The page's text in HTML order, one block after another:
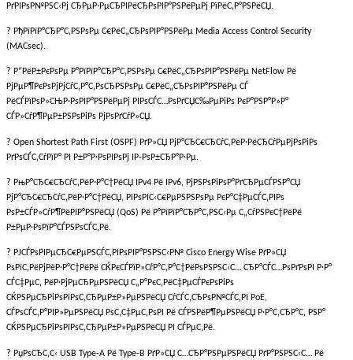
РґРІРѕР№РЅС‹Рј СЂРµР·РµСЂРІРёСЂРѕРІР°РЅРёРµРј РїРёС‚Р°РЅРёСЏ.
? РђРїРїР°СЂР°С‚РЅРѕРµ С€РёС„СЂРѕРІР°РЅРёРµ Media Access Control Security
(MACsec).
? Р“РёР±РєРѕРµ Р°РїРїР°СЂР°С‚РЅРѕРµ С€РёС„СЂРѕРІР°РЅРёРµ NetFlow Рё
РјРµР¶РєРѕРјРјСѓС‚Р°С‚РѕСЂРЅРѕРµ С€РёС„СЂРѕРІР°РЅРёРµ СЃ
РёСЃРїРѕР»СЊР·РѕРІР°РЅРёРµРј РІРѕСЃС…РѕРґСЏС‰РµРіРѕ РєР°РЅР°Р»Р°
СЃР»СѓР¶РµР±РЅРѕРіРѕ РјРѕРґСѓР»СЏ.
? Open Shortest Path First (OSPF) РґР»СЏ РјР°СЂС€СЂСѓС‚РёР·РёСЂСѓРµРјРѕРіРѕ
РґРѕСЃС‚СѓРїР° РІ Р±Р°Р·РѕРІРѕРј IP-РѕР±СЂР°Р·Рµ.
? РњР°СЂС€СЂСѓС‚РёР·Р°С†РёСЏ IPv4 Рё IPv6, РјРЅРѕРіРѕР°РґСЂРµСЃРЅР°СЏ
РјР°СЂС€СЂСѓС‚РёР·Р°С†РёСЏ, РїРѕРІС‹С€РµРЅРЅРѕРµ РєР°С‡РµСЃС‚РІРѕ
РѕР±СЃР»СѓР¶РёРІР°РЅРёСЏ (QoS) Рё Р°РїРїР°СЂР°С‚РЅС‹Рµ С„СѓРЅРєС†РёРё
Р±РµР·РѕРїР°СЃРЅРѕСЃС‚Рё.
? РЈСЃРѕРІРµСЂС€РµРЅСЃС‚РІРѕРІР°РЅРЅС‹Р№ Cisco Energy Wise РґР»СЏ
РѕРїС‚РёРјРёР·Р°С†РёРё СЌРєСЃРїР»СѓР°С‚Р°С†РёРѕРЅРЅС‹С… СЂР°СЃС…РѕРґРѕРІ Р·Р°
СЃС‡РµС‚ РёР·РјРµСЂРµРЅРёСЏ С„Р°РєС‚РёС‡РµСЃРєРѕРіРѕ
СЌРЅРµСЂРіРѕРїРѕС‚СЂРµР±Р»РµРЅРёСЏ СѓСЃС‚СЂРѕР№СЃС‚РІ PoE,
СЃРѕСЃС‚Р°РІР»РµРЅРёСЏ РѕС‚С‡РµС‚РѕРІ Рё СЃРЅРёР¶РµРЅРёСЏ Р·Р°С‚СЂР°С‚ РЅР°
СЌРЅРµСЂРіРѕРїРѕС‚СЂРµР±Р»РµРЅРёСЏ РІ СЃРµС‚Рё.
? РџРѕСЂС‚С‹ USB Type-A Рё Type-B РґР»СЏ С…СЂР°РЅРµРЅРёСЏ РґР°РЅРЅС‹С… Рё